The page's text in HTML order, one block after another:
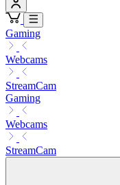
Gaming
Webcams
StreamCam
Gaming
Webcams
StreamCam